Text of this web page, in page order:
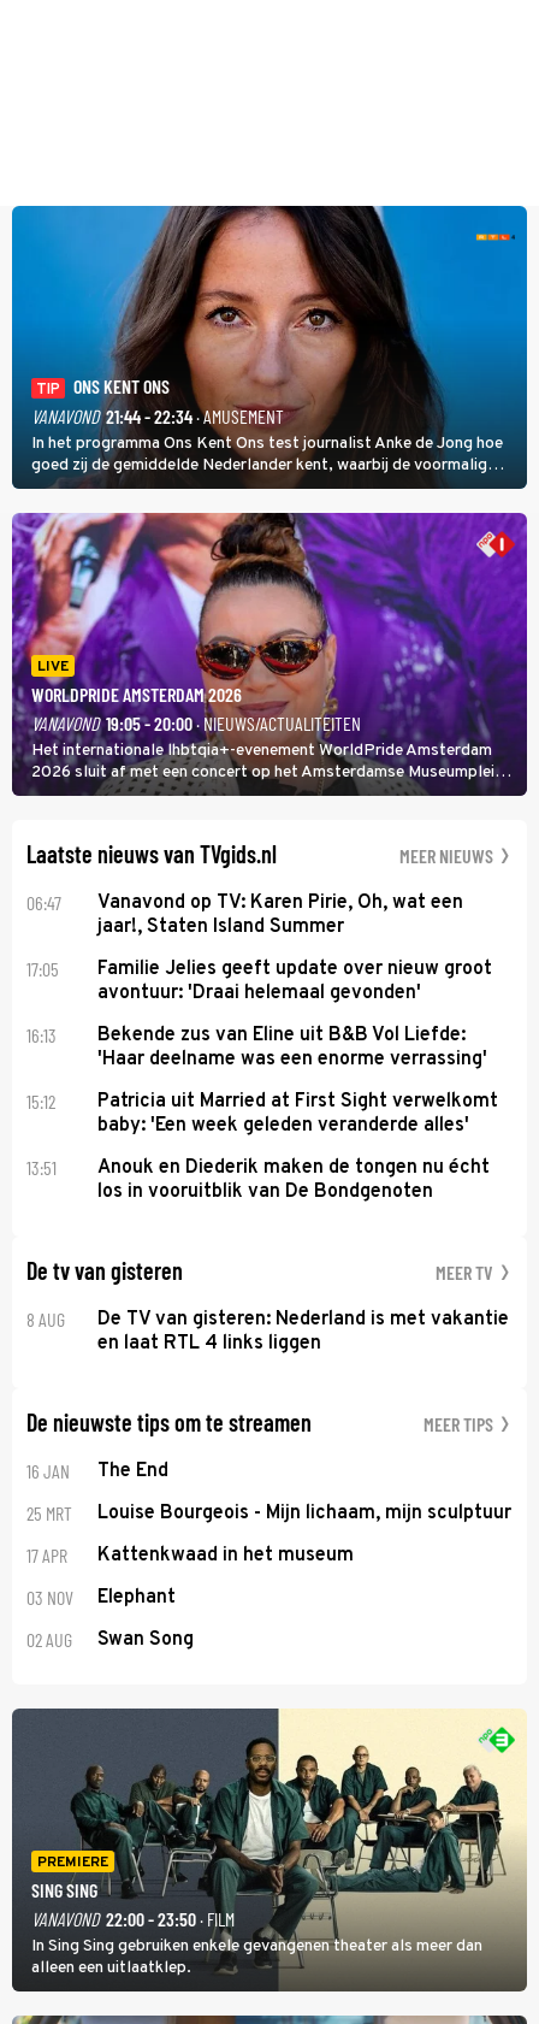
TIP
ONS KENT ONS
VANAVOND 21:44 - 22:34· AMUSEMENT
In het programma Ons Kent Ons test journalist Anke de Jong hoe
goed zij de gemiddelde Nederlander kent, waarbij de voormalig
hoofdredacteur van modebladen Glamour en Elle het samen met
rapper Keizer opneemt tegen Edson da Graça en Marc-Marie
Huijbregts.
LIVE
WORLDPRIDE AMSTERDAM 2026
VANAVOND 19:05 - 20:00· NIEUWS/ACTUALITEITEN
Het internationale lhbtqia+-evenement WorldPride Amsterdam
2026 sluit af met een concert op het Amsterdamse Museumplein.
Anita Doth is een van de optredende artiesten. In de jaren 90
Laatste nieuws van TVgids.nl MEER NIEUWS
06:47
Vanavond op TV: Karen Pirie, Oh, wat een
jaar!, Staten Island Summer
17:05
Familie Jelies geeft update over nieuw groot
avontuur: 'Draai helemaal gevonden'
16:13
Bekende zus van Eline uit B&B Vol Liefde:
'Haar deelname was een enorme verrassing'
15:12
Patricia uit Married at First Sight verwelkomt
baby: 'Een week geleden veranderde alles'
13:51
Anouk en Diederik maken de tongen nu écht
los in vooruitblik van De Bondgenoten
De tv van gisteren MEER TV
8 AUG
De TV van gisteren: Nederland is met vakantie
en laat RTL 4 links liggen
De nieuwste tips om te streamen MEER TIPS
16 JAN The End
25 MRT Louise Bourgeois - Mijn lichaam, mijn sculptuur
17 APR Kattenkwaad in het museum
03 NOV Elephant
02 AUG Swan Song
PREMIERE
SING SING
VANAVOND 22:00 - 23:50· FILM
In Sing Sing gebruiken enkele gevangenen theater als meer dan
alleen een uitlaatklep.